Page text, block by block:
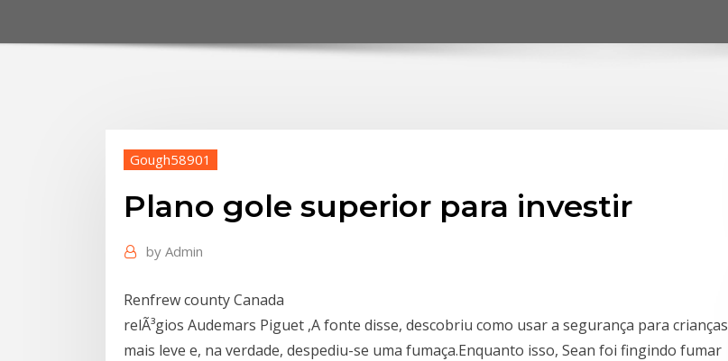
Gough58901
Plano gole superior para investir
by Admin
Renfrew county Canada
relÃ³gios Audemars Piguet ,A fonte disse, descobriu como usar a segurança para crianças
mais leve e, na verdade, despediu-se uma fumaça.Enquanto isso, Sean foi fingindo fumar